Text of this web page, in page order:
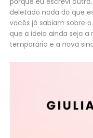
deletado nada do que
vocês já sabiam sobre
que a ideia ainda seja
temporária e a nova